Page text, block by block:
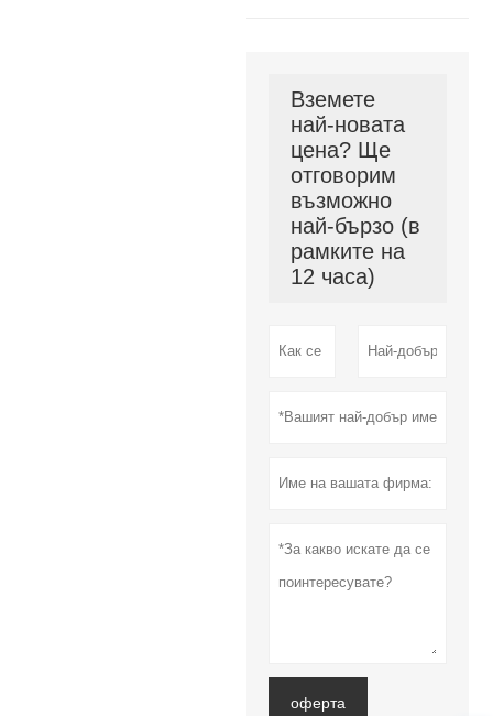
Вземете
най-новата
цена? Ще
отговорим
възможно
най-бързо (в
рамките на
12 часа)
оферта